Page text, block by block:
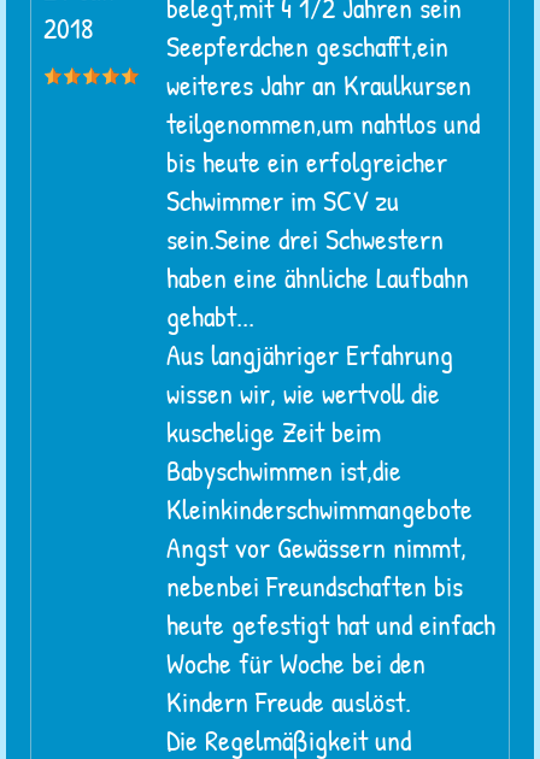
2018
Seepferdchen geschafft,ein
weiteres Jahr an Kraulkursen
teilgenommen,um nahtlos und
bis heute ein erfolgreicher
Schwimmer im SCV zu
sein.Seine drei Schwestern
haben eine ähnliche Laufbahn
gehabt...
Aus langjähriger Erfahrung
wissen wir, wie wertvoll die
kuschelige Zeit beim
Babyschwimmen ist,die
Kleinkinderschwimmangebote
Angst vor Gewässern nimmt,
nebenbei Freundschaften bis
heute gefestigt hat und einfach
Woche für Woche bei den
Kindern Freude auslöst.
Die Regelmäßigkeit und